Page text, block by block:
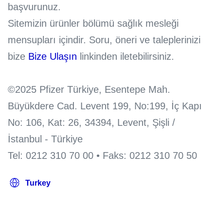
başvurunuz.
Sitemizin ürünler bölümü sağlık mesleği
mensupları içindir. Soru, öneri ve taleplerinizi
bize Bize Ulaşın linkinden iletebilirsiniz.
©2025 Pfizer Türkiye, Esentepe Mah.
Büyükdere Cad. Levent 199, No:199, İç Kapı
No: 106, Kat: 26, 34394, Levent, Şişli /
İstanbul - Türkiye
Tel: 0212 310 70 00 • Faks: 0212 310 70 50